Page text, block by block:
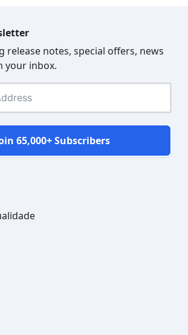
release notes, special offers, news
your inbox.
65,000+ Subscribers